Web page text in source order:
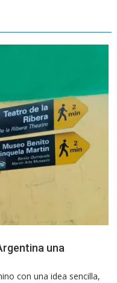
una
con una idea sencilla,